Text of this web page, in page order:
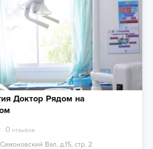
Доктор Рядом на
0 отзывов
Вал, д.15, стр. 2